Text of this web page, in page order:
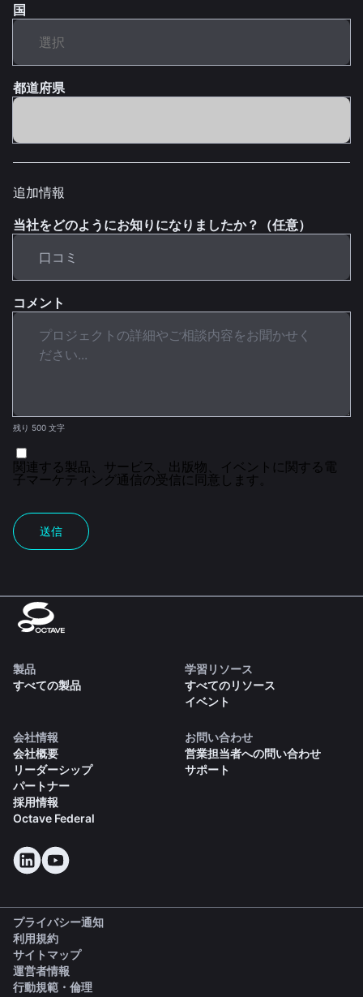
国
都道府県
追加情報
当社をどのようにお知りになりましたか？（任意）
コメント
残り 500 文字
関連する製品、サービス、出版物、イベントに関する電
子マーケティング通信の受信に同意します。
送信
製品
すべての製品
学習リソース
すべてのリソース
イベント
会社情報
会社概要
リーダーシップ
パートナー
採用情報
Octave Federal
お問い合わせ
営業担当者への問い合わせ
サポート
プライバシー通知
利用規約
サイトマップ
運営者情報
行動規範・倫理(opens in a new tab)